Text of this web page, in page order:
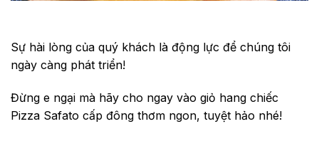
Sự hài lòng của quý khách là động lực để chúng tôi
ngày càng phát triển!
Đừng e ngại mà hãy cho ngay vào giỏ hang chiếc
Pizza Safato cấp đông thơm ngon, tuyệt hảo nhé!